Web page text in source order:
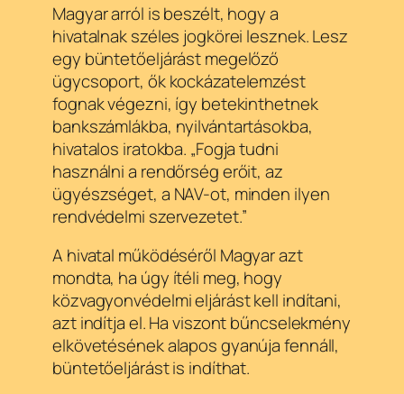
Magyar arról is beszélt, hogy a
hivatalnak széles jogkörei lesznek. Lesz
egy büntetőeljárást megelőző
ügycsoport, ők kockázatelemzést
fognak végezni, így betekinthetnek
bankszámlákba, nyilvántartásokba,
hivatalos iratokba. „Fogja tudni
használni a rendőrség erőit, az
ügyészséget, a NAV-ot, minden ilyen
rendvédelmi szervezetet.”
A hivatal működéséről Magyar azt
mondta, ha úgy ítéli meg, hogy
közvagyonvédelmi eljárást kell indítani,
azt indítja el. Ha viszont bűncselekmény
elkövetésének alapos gyanúja fennáll,
büntetőeljárást is indíthat.